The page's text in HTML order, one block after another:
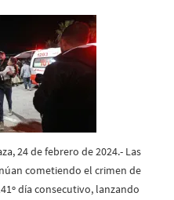
24 de febrero de 2024.- Las
cometiendo el crimen de
día consecutivo, lanzando